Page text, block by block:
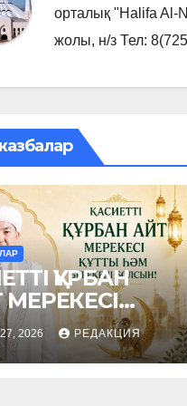
орталық "Halifa Al-
жолы, н/з Тел:
ҚҰРБАН
ҺӘМ
2026 РЕДАКЦИЯ